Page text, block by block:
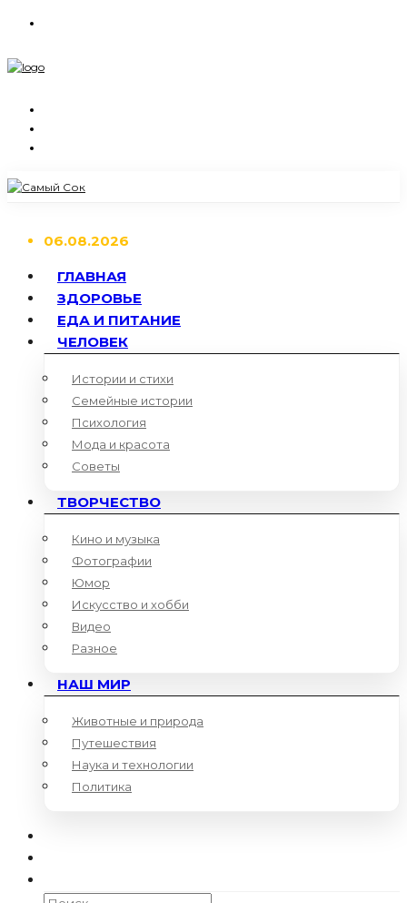
06.08.2026
ГЛАВНАЯ
ЗДОРОВЬЕ
ЕДА И ПИТАНИЕ
ЧЕЛОВЕК
Истории и стихи
Семейные истории
Психология
Мода и красота
Советы
ТВОРЧЕСТВО
Кино и музыка
Фотографии
Юмор
Искусство и хобби
Видео
Разное
НАШ МИР
Животные и природа
Путешествия
Наука и технологии
Политика